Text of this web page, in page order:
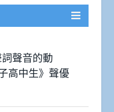
聲音的動
高中生》聲優